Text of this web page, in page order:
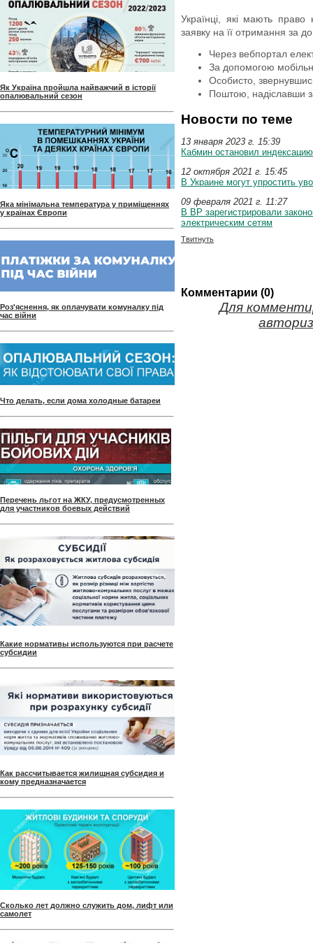
Як Україна пройшла найважчий в історії
опалювальний сезон
Яка мінімальна температура у приміщеннях
у країнах Європи
Роз'яснення, як оплачувати комуналку під
час війни
Что делать, если дома холодные батареи
Перечень льгот на ЖКУ, предусмотренных
для участников боевых действий
Какие нормативы используются при расчете
субсидии
Как рассчитывается жилищная субсидия и
кому предназначается
Сколько лет должно служить дом, лифт или
самолет
Українці, які мають право
заявку на її отримання за
Через вебпортал
За допомогою
Особисто,
Поштою, надіславши
Новости по теме
13 января 2023 г. 15:39
Кабмин остановил
12 октября 2021 г. 15:45
В Украине могут упростить
09 февраля 2021 г. 11:27
В ВР зарегистрировали
электрическим сетям
Твитнуть
Комментарии (0)
Для